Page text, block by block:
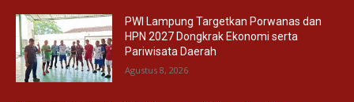
PWI Lampung Targetkan Porwanas dan
HPN 2027 Dongkrak Ekonomi serta
Pariwisata Daerah
Agustus 8, 2026